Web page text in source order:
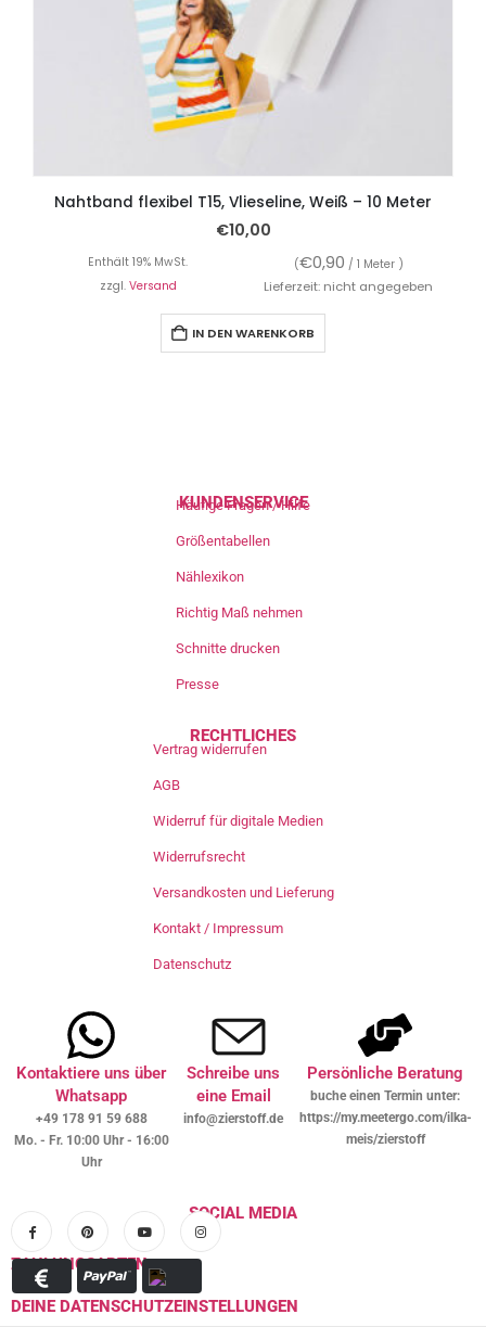
Nahtband flexibel T15, Vlieseline, Weiß – 10 Meter
€10,00
Enthält 19% MwSt. (€0,90 / 1 Meter )
zzgl. Versand Lieferzeit: nicht angegeben
IN DEN WARENKORB
KUNDENSERVICE
Häufige Fragen / Hilfe
Größentabellen
Nählexikon
Richtig Maß nehmen
Schnitte drucken
Presse
RECHTLICHES
Vertrag widerrufen
AGB
Widerruf für digitale Medien
Widerrufsrecht
Versandkosten und Lieferung
Kontakt / Impressum
Datenschutz
Kontaktiere uns über
Whatsapp
+49 178 91 59 688
Mo. - Fr. 10:00 Uhr - 16:00
Uhr
Schreibe uns
eine Email
info@zierstoff.de
Persönliche Beratung
buche einen Termin unter:
https://my.meetergo.com/ilka-
meis/zierstoff
SOCIAL MEDIA
ZAHLUNGSARTEN
DEINE DATENSCHUTZEINSTELLUNGEN